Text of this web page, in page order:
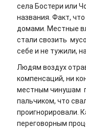
села Бостери или
названия. Факт,
домами. Местные
стали свозить
себе и не тужили,
Людям воздух
компенсаций, ни
местным чинушам
пальчиком, что
проигнорировали.
переговорным